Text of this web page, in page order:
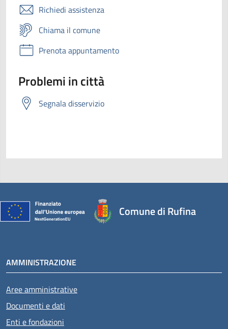
Richiedi assistenza
Chiama il comune
Prenota appuntamento
Problemi in città
Segnala disservizio
Comune di Rufina
AMMINISTRAZIONE
Aree amministrative
Documenti e dati
Enti e fondazioni